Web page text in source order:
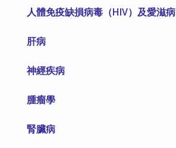
人體免疫缺損病毒（HIV）及愛滋病
肝病
神經疾病
腫瘤學
腎臟病